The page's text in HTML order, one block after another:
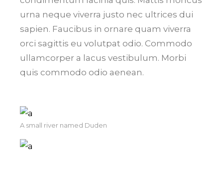
urna neque viverra justo nec ultrices dui
sapien. Faucibus in ornare quam viverra
orci sagittis eu volutpat odio. Commodo
ullamcorper a lacus vestibulum. Morbi
quis commodo odio aenean.
A small river named Duden